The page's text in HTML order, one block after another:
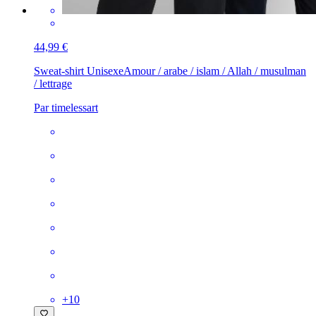
44,99 €
Sweat-shirt UnisexeAmour / arabe / islam / Allah / musulman
/ lettrage
Par timelessart
+10